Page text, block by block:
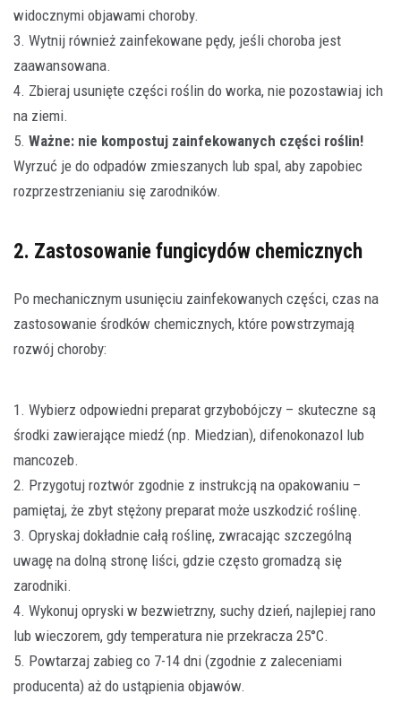
widocznymi objawami choroby.
3. Wytnij również zainfekowane pędy, jeśli choroba jest
zaawansowana.
4. Zbieraj usunięte części roślin do worka, nie pozostawiaj ich
na ziemi.
5. Ważne: nie kompostuj zainfekowanych części roślin!
Wyrzuć je do odpadów zmieszanych lub spal, aby zapobiec
rozprzestrzenianiu się zarodników.
2. Zastosowanie fungicydów chemicznych
Po mechanicznym usunięciu zainfekowanych części, czas na
zastosowanie środków chemicznych, które powstrzymają
rozwój choroby:
1. Wybierz odpowiedni preparat grzybobójczy – skuteczne są
środki zawierające miedź (np. Miedzian), difenokonazol lub
mancozeb.
2. Przygotuj roztwór zgodnie z instrukcją na opakowaniu –
pamiętaj, że zbyt stężony preparat może uszkodzić roślinę.
3. Opryskaj dokładnie całą roślinę, zwracając szczególną
uwagę na dolną stronę liści, gdzie często gromadzą się
zarodniki.
4. Wykonuj opryski w bezwietrzny, suchy dzień, najlepiej rano
lub wieczorem, gdy temperatura nie przekracza 25°C.
5. Powtarzaj zabieg co 7-14 dni (zgodnie z zaleceniami
producenta) aż do ustąpienia objawów.